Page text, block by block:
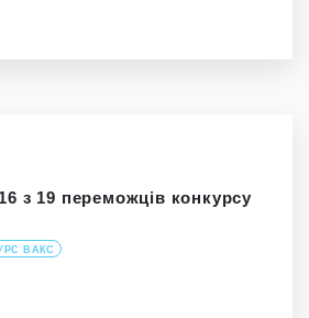
з 19 переможців конкурсу
ВАКС